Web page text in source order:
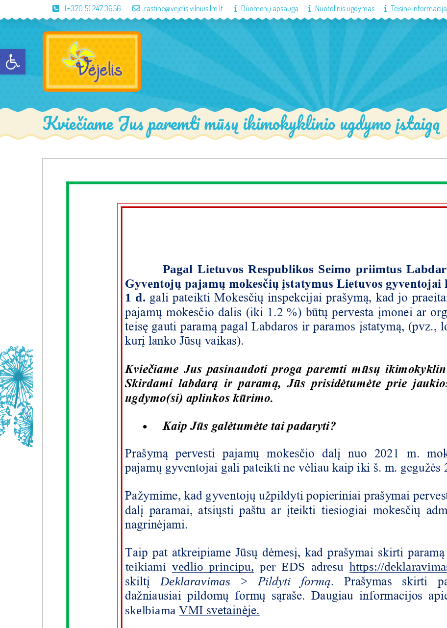
Open toolbar
(+370 5) 247 3656 rastine@vejelis.vilnius.lm.lt Duomenų apsauga Nuotolinis ugdymas Teisinė informacija
Kviečiame Jus paremti mūsų ikimokyklinio ugdymo įstaigą